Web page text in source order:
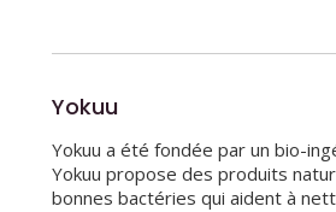
Yokuu
Yokuu a été fondée par un bio-
Yokuu propose des produits
bonnes bactéries qui aident à